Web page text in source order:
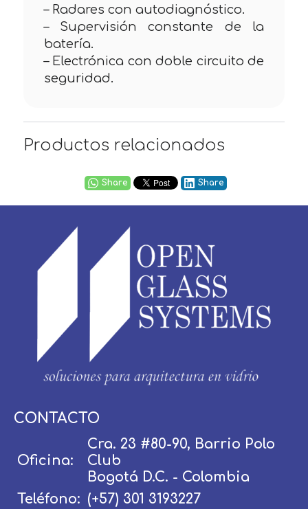
– Radares con autodiagnóstico.
– Supervisión constante de la
batería.
– Electrónica con doble circuito de
seguridad.
Productos relacionados
Share Share
CONTACTO
Oficina:
Cra. 23 #80-90, Barrio Polo
Club
Bogotá D.C. - Colombia
Teléfono: (+57) 301 3193227
Contraseña: